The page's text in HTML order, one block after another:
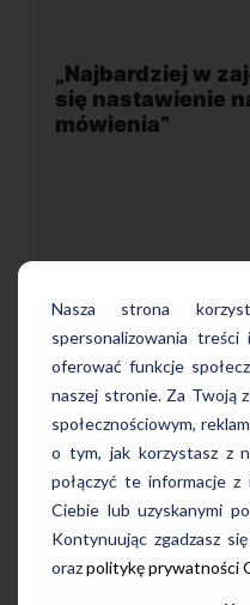
Nasza strona
spersonalizowania
oferować funkcje
naszej stronie. Za Twoją
społecznościowym,
o tym, jak korzystasz z
połączyć te informacje z
Ciebie lub uzyskanymi
Kontynuując zgadzasz
orazpolitykę prywatności
podoba mi
mi się
naturalny
Uczę
w